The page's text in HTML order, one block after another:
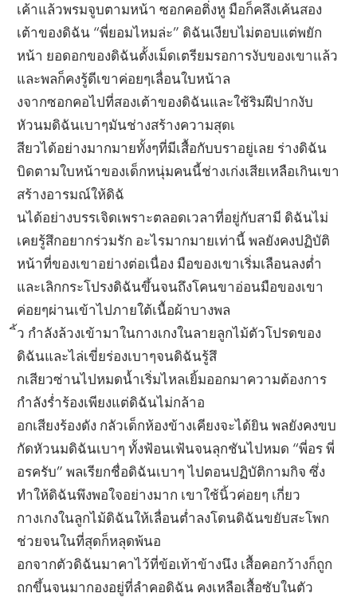
เค้าแล้วพรมจูบตามหน้า ซอกคอติ่งหู มือก็คลึงเค้นสอง
เต้าของดิฉัน “พี่ยอมไหมล่ะ” ดิฉันเงียบไม่ตอบแต่พยัก
หน้า ยอดอกของดิฉันตั้งเม็ดเตรียมรอการงับของเขาแล้ว
และพลก็คงรู้ดีเขาค่อยๆเลื่อนใบหน้าล
งจากซอกคอไปที่สองเต้าของดิฉันและใช้ริมฝีปากงับ
หัวนมดิฉันเบาๆมันช่างสร้างความสุดเ
สียวได้อย่างมากมายทั้งๆที่มีเสื้อกับบราอยู่เลย ร่างดิฉัน
บิดตามใบหน้าของเด็กหนุ่มคนนี้ช่างเก่งเสียเหลือเกินเขา
สร้างอารมณ์ให้ดิฉั
นได้อย่างบรรเจิดเพราะตลอดเวลาที่อยู่กับสามี ดิฉันไม่
เคยรู้สึกอยากร่วมรัก อะไรมากมายเท่านี้ พลยังคงปฏิบัติ
หน้าที่ของเขาอย่างต่อเนื่อง มือของเขาเริ่มเลือนลงต่ำ
และเลิกกระโปรงดิฉันขึ้นจนถึงโคนขาอ่อนมือของเขา
ค่อยๆผ่านเข้าไปภายใต้เนื้อผ้าบางพล
ิ้ว กำลังล้วงเข้ามาในกางเกงในลายลูกไม้ตัวโปรดของ
ดิฉันและไล่เขี่ยร่องเบาๆจนดิฉันรู้สึ
กเสียวซ่านไปหมดน้ำเริ่มไหลเยิ้มออกมาความต้องการ
กำลังร่ำร้องเพียงแต่ดิฉันไม่กล้าอ
อกเสียงร้องดัง กลัวเด็กห้องข้างเคียงจะได้ยิน พลยังคงขบ
กัดหัวนมดิฉันเบาๆ ทั้งฟ้อนเฟ้นจนลุกชันไปหมด “พี่อร พี่
อรครับ” พลเรียกชื่อดิฉันเบาๆ ไปตอนปฏิบัติกามกิจ ซึ่ง
ทำให้ดิฉันพึงพอใจอย่างมาก เขาใช้นิ้วค่อยๆ เกี่ยว
กางเกงในลูกไม้ดิฉันให้เลื่อนต่ำลงโดนดิฉันขยับสะโพก
ช่วยจนในที่สุดก็หลุดพ้นอ
อกจากตัวดิฉันมาคาไว้ที่ข้อเท้าข้างนึง เสื้อคอกว้างก็ถูก
ถกขึ้นจนมากองอยู่ที่ลำคอดิฉัน คงเหลือเสื้อซับในตัว